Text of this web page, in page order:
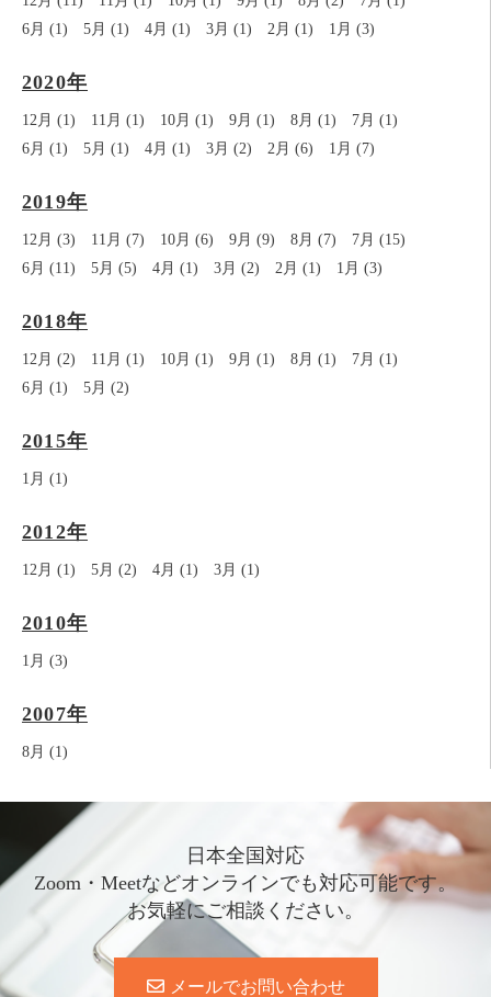
6月 (1)
5月 (1) 4月 (1) 3月 (1) 2月 (1) 1月 (3)
2020年
12月 (1) 11月 (1) 10月 (1) 9月 (1) 8月 (1)
7月 (1)
6月 (1)
5月 (1) 4月 (1) 3月 (2) 2月 (6) 1月 (7)
2019年
12月 (3) 11月 (7) 10月 (6) 9月 (9) 8月 (7)
7月 (15)
6月 (11)
5月 (5) 4月 (1) 3月 (2) 2月 (1) 1月 (3)
2018年
12月 (2) 11月 (1) 10月 (1) 9月 (1) 8月 (1)
7月 (1)
6月 (1)
5月 (2)
2015年
1月 (1)
2012年
12月 (1) 5月 (2) 4月 (1) 3月 (1)
2010年
1月 (3)
2007年
8月 (1)
日本全国対応
Zoom・Meetなどオンラインでも対応可能です。
お気軽にご相談ください。
メールでお問い合わせ